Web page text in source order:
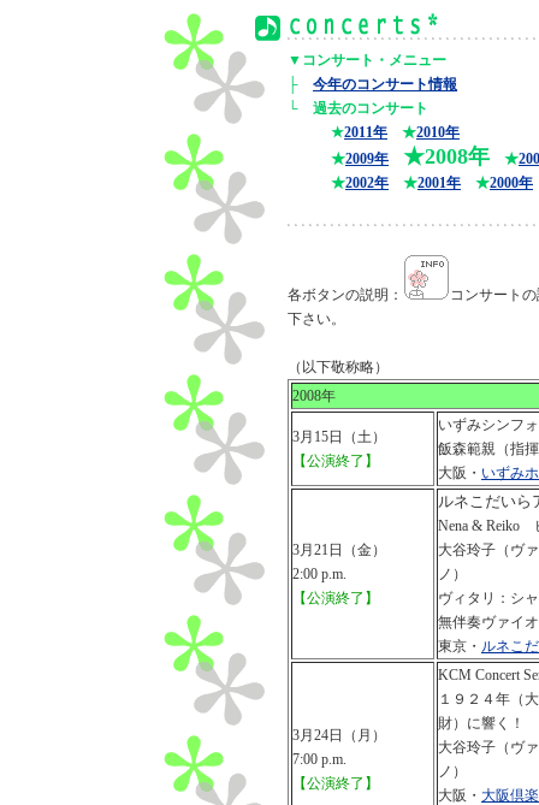
▼コンサート・メニュー
├ 今年のコンサート情報
└ 過去のコンサート
★2011年 ★2010年
★2009年 ★2008年 ★
★2002年 ★2001年 ★2000年
各ボタンの説明：
コンサート
下さい。
（以下敬称略）
2008年
3月15日（土）
【公演終了】
いずみシンフ
飯森範親（指
大阪・ いずみ
3月21日（金）
2:00 p.m.
【公演終了】
ルネこだいら
Nena & Reiko
大谷玲子（ヴ
ノ）
ヴィタリ：シ
無伴奏ヴァイ
東京・ ルネこ
3月24日（月）
7:00 p.m.
【公演終了】
KCM Concert
１９２４年（
財）に響く！
大谷玲子（ヴ
ノ）
大阪・ 大阪倶